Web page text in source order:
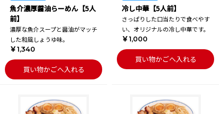
魚介濃厚醤油らーめん【5人
前】
濃厚な魚介スープと醤油がマッチ
した和風しょうゆ味。
￥1,340
買い物かごへ入れる
冷し中華【5人前】
さっぱりした口当たりで食べやす
い、オリジナルの冷し中華です。
￥1,000
買い物かごへ入れる